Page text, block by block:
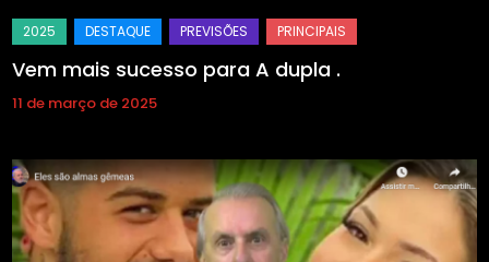
Vem mais sucesso para A dupla .
11 de março de 2025